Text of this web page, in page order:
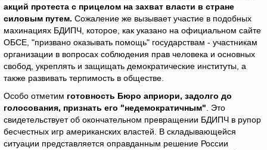
акций протеста с прицелом на захват власти в стране
силовым путем. Сожаление же вызывает участие в подобных
махинациях БДИПЧ, которое, как указано на официальном сайте
ОБСЕ, "призвано оказывать помощь" государствам - участникам
организации в вопросах соблюдения прав человека и основных
свобод, укреплять и защищать демократические институты, а
также развивать терпимость в обществе.
Особо отметим готовность Бюро априори, задолго до
голосования, признать его "недемократичным" . Это
свидетельствует об окончательном превращении БДИПЧ в рупор
бесчестных игр американских властей. В складывающейся
ситуации представляется оправданным решение России